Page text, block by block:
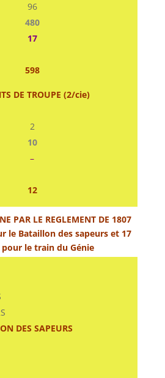
96
480
17
598
DE TROUPE (2/cie)
2
10
–
12
PAR LE REGLEMENT DE 1807
le Bataillon des sapeurs et 17
le train du Génie
DES SAPEURS